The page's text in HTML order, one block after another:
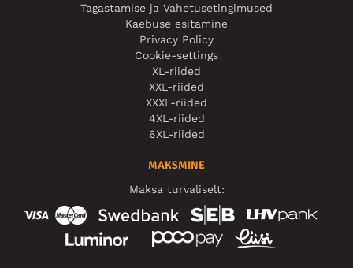
Tagastamise ja Vahetusetingimused
Kaebuse esitamine
Privacy Policy
Cookie-settings
XL-riided
XXL-riided
XXXL-riided
4XL-riided
6XL-riided
MAKSMINE
Maksa turvaliselt: